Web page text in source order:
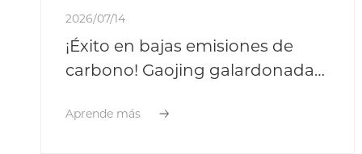
2026/07/14
¡Éxito en bajas emisiones de
carbono! Gaojing galardonada
Excelente de ESG 2025"
Aprende más